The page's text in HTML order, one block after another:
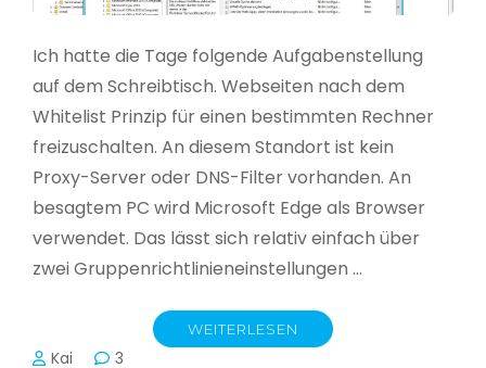
Ich hatte die Tage folgende Aufgabenstellung
auf dem Schreibtisch. Webseiten nach dem
Whitelist Prinzip für einen bestimmten Rechner
freizuschalten. An diesem Standort ist kein
Proxy-Server oder DNS-Filter vorhanden. An
besagtem PC wird Microsoft Edge als Browser
verwendet. Das lässt sich relativ einfach über
zwei Gruppenrichtlinieneinstellungen …
WEITERLESEN
Kai 3